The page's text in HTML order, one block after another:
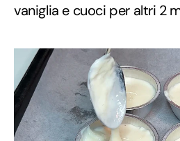
vaniglia e cuoci per altri 2